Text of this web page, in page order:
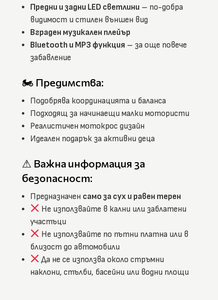
Предни и задни LED светлини – по-добра
видимост и стилен външен вид
Вграден музикален плейър
Bluetooth и MP3 функция – за още повече
забавление
🏍 Предимства:
Подобрява координацията и баланса
Подходящ за начинаещи малки мотористи
Реалистичен мотокрос дизайн
Идеален подарък за активни деца
⚠ Важна информация за
безопасност:
Предназначен само за сух и равен терен
Не използвайте в кални или заблатени
участъци
Не използвайте по пътни платна или в
близост до автомобили
Да не се използва около стръмни
наклони, стълби, басейни или водни площи